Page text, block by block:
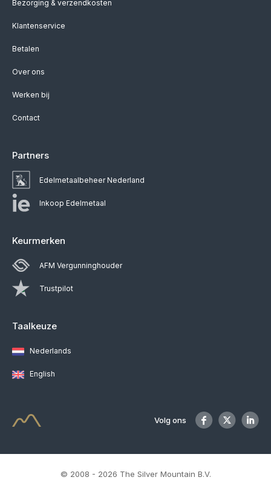
Bezorging & verzendkosten
Klantenservice
Betalen
Over ons
Werken bij
Contact
Partners
Edelmetaalbeheer Nederland
Inkoop Edelmetaal
Keurmerken
AFM Vergunninghouder
Trustpilot
Taalkeuze
Nederlands
English
Volg ons
© 2008 - 2026 The Silver Mountain B.V.